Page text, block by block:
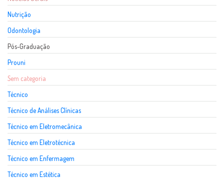
Nutrição
Odontologia
Pós-Graduação
Prouni
Sem categoria
Técnico
Técnico de Análises Clínicas
Técnico em Eletromecânica
Técnico em Eletrotécnica
Técnico em Enfermagem
Técnico em Estética